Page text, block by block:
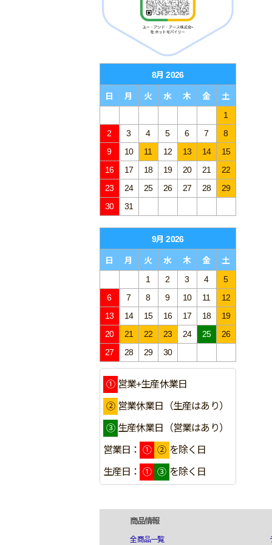
8月 2026
日 月 火 水 木 金 土
1
2
3 4 5 6 7
8
9
10 11 12 13 14
15
16
17 18 19 20 21
22
23
24 25 26 27 28
29
30
31
9月 2026
日 月 火 水 木 金 土
1 2 3 4
5
6
7 8 9 10 11
12
13
14 15 16 17 18
19
20
21 22 23 24 25
26
27
28 29 30
① 営業+生産休業日
② 営業休業日（生産はあり）
③ 生産休業日（営業はあり）
営業日： ① ② を除く日
生産日： ① ③ を除く日
商品情報
全商品一覧